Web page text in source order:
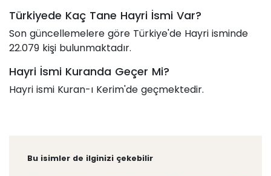
Türkiyede Kaç Tane Hayri İsmi Var?
Son güncellemelere göre Türkiye'de Hayri isminde
22.079 kişi bulunmaktadır.
Hayri İsmi Kuranda Geçer Mi?
Hayri ismi Kuran-ı Kerim'de geçmektedir.
Bu isimler de ilginizi çekebilir